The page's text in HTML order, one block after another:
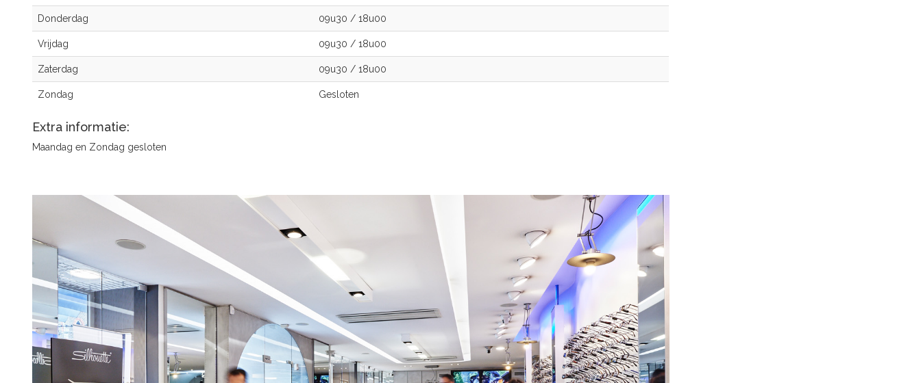
Donderdag 09u30 / 18u00
Vrijdag 09u30 / 18u00
Zaterdag 09u30 / 18u00
Zondag Gesloten
Extra informatie:
Maandag en Zondag gesloten